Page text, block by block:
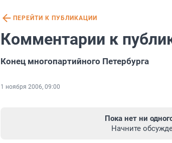
ПЕРЕЙТИ К ПУБЛИКАЦИИ
Комментарии к
Конец многопартийного Петербурга
1 ноября 2006, 09:00
Пока нет ни
Начните